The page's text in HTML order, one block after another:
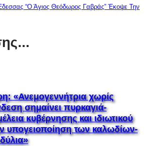
“ο Άγιος Θεόδωρος Γαβράς” Έκοψε Την
«Ανεμογεννήτρια χωρίς
σημαίνει πυρκαγιά-
κυβέρνησης και ιδιωτικού
υπογειοποίηση των καλωδίων-